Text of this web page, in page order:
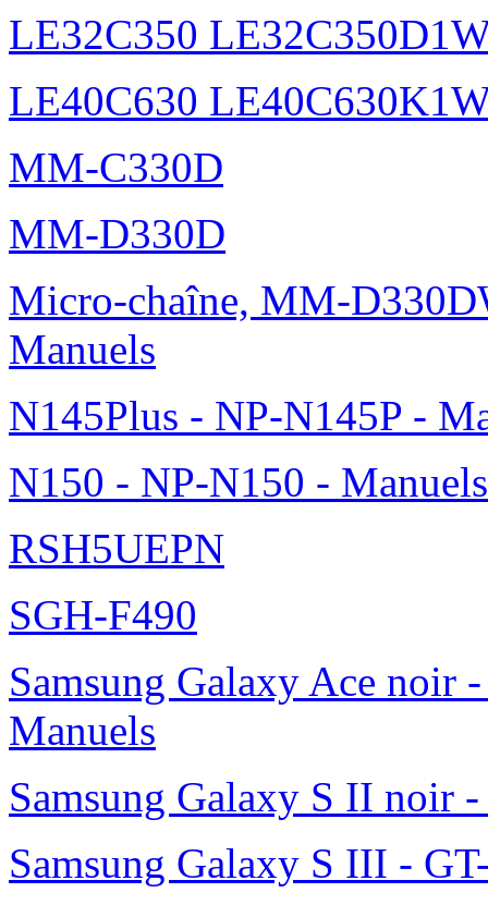
LE32C350
LE40C630
MM-C330D
MM-D330D
Micro-chaîne, MM-
Manuels
N145Plus - NP-N145P -
N150 - NP-N150 - Manuels
RSH5UEPN
SGH-F490
Samsung Galaxy Ace noir
Manuels
Samsung Galaxy S II noir
Samsung Galaxy S III -